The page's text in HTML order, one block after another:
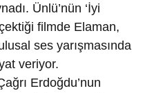
Ünlü’nün ‘İyi
filmde Elaman,
ses yarışmasında
veriyor.
Erdoğdu’nun